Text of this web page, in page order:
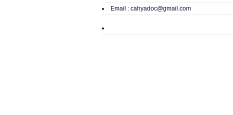
Email : cahyadoc@gmail.com